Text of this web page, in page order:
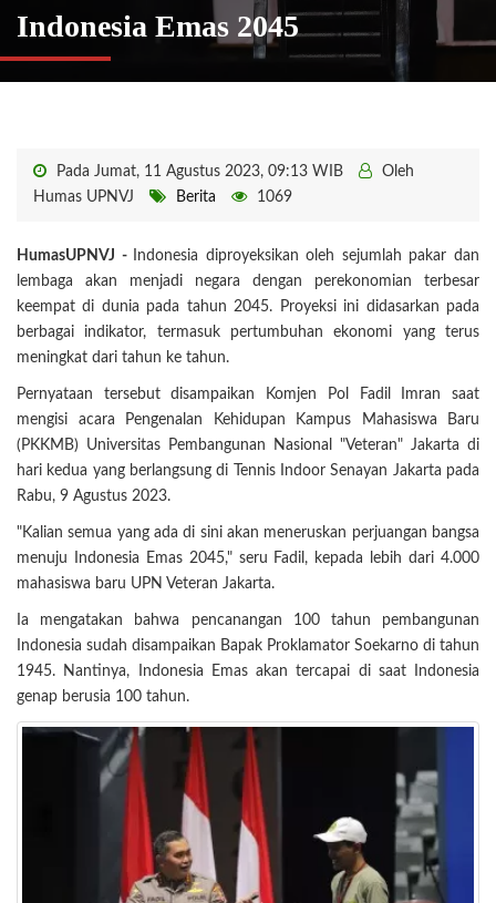
Indonesia Emas 2045
Pada Jumat, 11 Agustus 2023, 09:13 WIB
Oleh
Humas UPNVJ
Berita 1069
HumasUPNVJ -
Indonesia diproyeksikan oleh sejumlah pakar dan
lembaga akan menjadi negara dengan perekonomian terbesar
keempat di dunia pada tahun 2045. Proyeksi ini didasarkan pada
berbagai indikator, termasuk pertumbuhan ekonomi yang terus
meningkat dari tahun ke tahun.
Pernyataan tersebut disampaikan Komjen Pol Fadil Imran saat
mengisi acara Pengenalan Kehidupan Kampus Mahasiswa Baru
(PKKMB) Universitas Pembangunan Nasional "Veteran" Jakarta di
hari kedua yang berlangsung di Tennis Indoor Senayan Jakarta pada
Rabu, 9 Agustus 2023.
"Kalian semua yang ada di sini akan meneruskan perjuangan bangsa
menuju Indonesia Emas 2045," seru Fadil, kepada lebih dari 4.000
mahasiswa baru UPN Veteran Jakarta.
Ia mengatakan bahwa pencanangan 100 tahun pembangunan
Indonesia sudah disampaikan Bapak Proklamator Soekarno di tahun
1945. Nantinya, Indonesia Emas akan tercapai di saat Indonesia
genap berusia 100 tahun.